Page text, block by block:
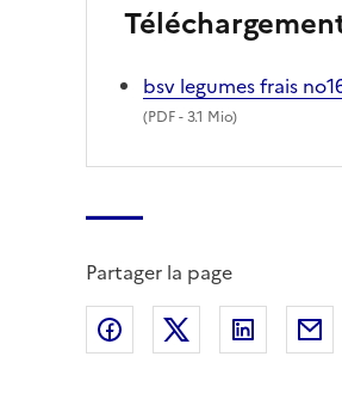
bsv legumes frais
(PDF- 3.1 Mio)
Partager la page
Partager sur Facebook
Partager sur